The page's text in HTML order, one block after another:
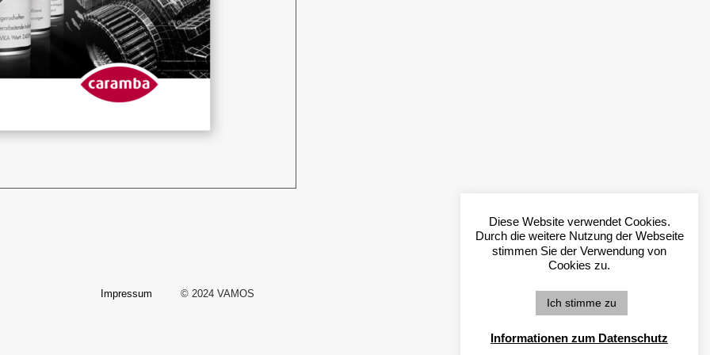
Impressum © 2024 VAMOS
Diese Website verwendet Cookies.
Durch die weitere Nutzung der Webseite
stimmen Sie der Verwendung von
Cookies zu.
Ich stimme zu
Informationen zum Datenschutz